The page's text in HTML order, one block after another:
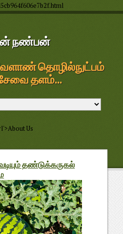
நண்பன்
தொழில்நுட்பம்
தளம்...
Us
தண்டுக்கருகல்